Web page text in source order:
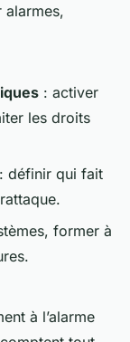
alarmes,
: activer
les droits
: définir qui fait
former à
à l’alarme